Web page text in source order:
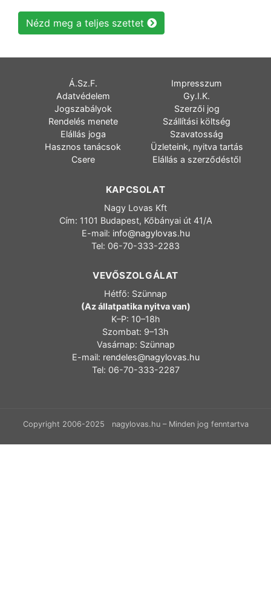
Nézd meg a teljes szettet
Á.Sz.F.
Impresszum
Adatvédelem
Gy.I.K.
Jogszabályok
Szerzői jog
Rendelés menete
Szállítási költség
Elállás joga
Szavatosság
Hasznos tanácsok
Üzleteink, nyitva tartás
Csere
Elállás a szerződéstől
KAPCSOLAT
Nagy Lovas Kft
Cím: 1101 Budapest, Kőbányai út 41/A
E-mail: info@nagylovas.hu
Tel: 06-70-333-2283
VEVŐSZOLGÁLAT
Hétfő: Szünnap
(Az állatpatika nyitva van)
K–P: 10–18h
Szombat: 9–13h
Vasárnap: Szünnap
E-mail: rendeles@nagylovas.hu
Tel: 06-70-333-2287
Copyright 2006-2025 nagylovas.hu – Minden jog fenntartva